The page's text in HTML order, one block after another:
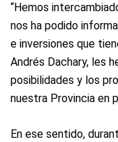
“Hemos
nos ha podido
e inversiones que
Andrés Dachary, les
posibilidades y los
nuestra Provincia en
En ese sentido,